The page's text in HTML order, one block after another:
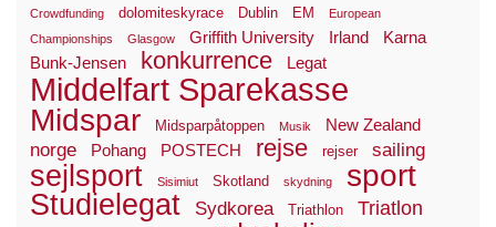
Crowdfunding dolomiteskyrace Dublin EM
European
Championships
Glasgow Griffith University Irland
Karna
Bunk-Jensen
konkurrence Legat
Middelfart Sparekasse
Midspar Midsparpåtoppen Musik New Zealand
norge Pohang POSTECH rejse rejser sailing
sejlsport Sisimiut Skotland skydning sport
Studielegat Sydkorea Triathlon Triatlon